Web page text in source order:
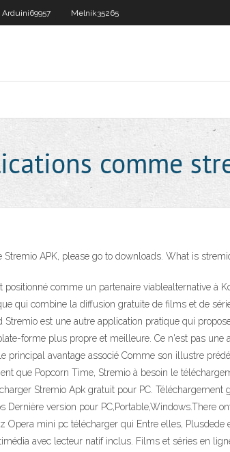
Arduini69957 Melnik35265
comme
Stremio APK, please go to downloads. What is
positionné comme un partenaire viablealternative à
qui combine la diffusion gratuite de films et de
Stremio est une autre application pratique qui
forme plus propre et meilleure. Ce n'est pas une
principal avantage associé Comme son illustre
que Popcorn Time, Stremio à besoin le
Stremio Apk gratuit pour PC.
Dernière version pour PC,Portable,Windows.There
Opera mini pc télécharger qui Entre elles,
avec lecteur natif inclus. Films et séries en